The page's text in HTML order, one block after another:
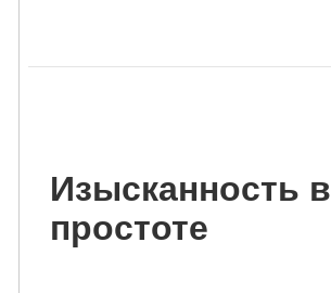
Изысканность в
простоте